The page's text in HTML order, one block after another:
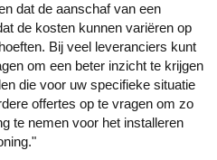
dat de aanschaf van een
de kosten kunnen variëren op
Bij veel leveranciers kunt
om een beter inzicht te krijgen
die voor uw specifieke situatie
offertes op te vragen om zo
te nemen voor het installeren